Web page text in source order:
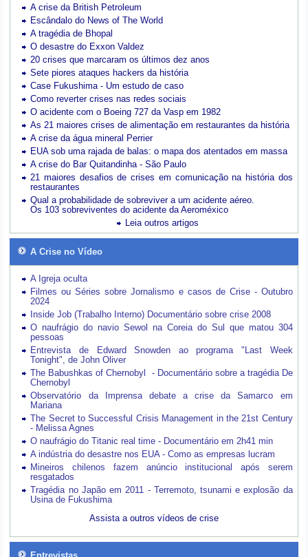
A crise da British Petroleum
Escândalo do News of The World
A tragédia de Bhopal
O desastre do Exxon Valdez
20 crises que marcaram os últimos dez anos
Sete piores ataques hackers da história
Case Fukushima - Um estudo de caso
Como reverter crises nas redes sociais
O acidente com o Boeing 727 da Vasp em 1982
As 21 maiores crises de alimentação em restaurantes da história
A crise da água mineral Perrier
EUA sob uma rajada de balas: o mapa dos atentados em massa
A crise do Bar Quitandinha - São Paulo
21 maiores desafios de crises em comunicação na história dos
restaurantes
Qual a probabilidade de sobreviver a um acidente aéreo.
Os 103 sobreviventes do acidente da Aeroméxico
Leia outros artigos
A Crise no Vídeo
A Igreja oculta
Filmes ou Séries sobre Jornalismo e casos de Crise - Outubro
2024
Inside Job (Trabalho Interno) Documentário sobre crise 2008
O naufrágio do navio Sewol na Coreia do Sul que matou 304
pessoas
Entrevista de Edward Snowden ao programa "Last Week
Tonight", de John Oliver
The Babushkas of Chernobyl - Documentário sobre a tragédia De
Chernobyl
Observatório da Imprensa debate a crise da Samarco em
Mariana
The Secret to Successful Crisis Management in the 21st Century
- Melissa Agnes
O naufrágio do Titanic real time - Documentário em 2h41 min
A indústria do desastre nos EUA - Como as empresas lucram
Mineiros chilenos fazem anúncio institucional após serem
resgatados
Tragédia no Japão em 2011 - Terremoto, tsunami e explosão da
Usina de Fukushima
Assista a outros vídeos de crise